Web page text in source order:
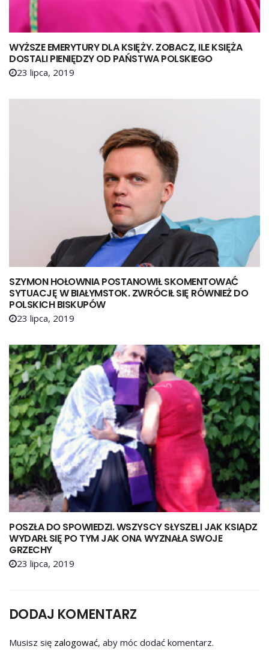
WYŻSZE EMERYTURY DLA KSIĘŻY. ZOBACZ, ILE KSIĘŻA
DOSTALI PIENIĘDZY OD PAŃSTWA POLSKIEGO
23 lipca, 2019
SZYMON HOŁOWNIA POSTANOWIŁ SKOMENTOWAĆ
SYTUACJĘ W BIAŁYMSTOK. ZWRÓCIŁ SIĘ RÓWNIEŻ DO
POLSKICH BISKUPÓW
23 lipca, 2019
POSZŁA DO SPOWIEDZI. WSZYSCY SŁYSZELI JAK KSIĄDZ
WYDARŁ SIĘ PO TYM JAK ONA WYZNAŁA SWOJE
GRZECHY
23 lipca, 2019
DODAJ KOMENTARZ
Musisz się zalogować, aby móc dodać komentarz.